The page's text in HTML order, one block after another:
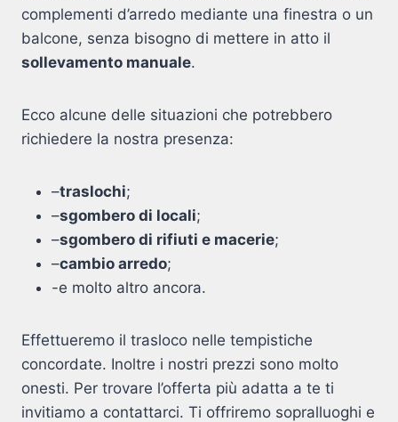
complementi d’arredo mediante una finestra o un
balcone, senza bisogno di mettere in atto il
sollevamento manuale.
Ecco alcune delle situazioni che potrebbero
richiedere la nostra presenza:
–traslochi;
–sgombero di locali;
–sgombero di rifiuti e macerie;
–cambio arredo;
-e molto altro ancora.
Effettueremo il trasloco nelle tempistiche
concordate. Inoltre i nostri prezzi sono molto
onesti. Per trovare l’offerta più adatta a te ti
invitiamo a contattarci. Ti offriremo sopralluoghi e